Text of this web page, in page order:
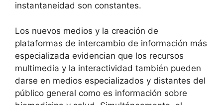
instantaneidad son constantes.
Los nuevos medios y la creación de
plataformas de intercambio de información más
especializada evidencian que los recursos
multimedia y la interactividad también pueden
darse en medios especializados y distantes del
público general como es información sobre